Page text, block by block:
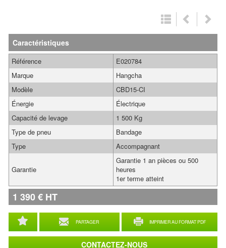
Caractéristiques
PARTAGER IMPRIMER AU FORMAT PDF
Référence
E020784
Marque
Hangcha
Modèle
CBD15-CI
Énergie
Électrique
Capacité de levage
1 500 Kg
Type de pneu
Bandage
Type
Accompagnant
Garantie
Garantie 1 an pièces ou 500
heures
1er terme atteint
1 390€ HT
CONTACTEZ-NOUS